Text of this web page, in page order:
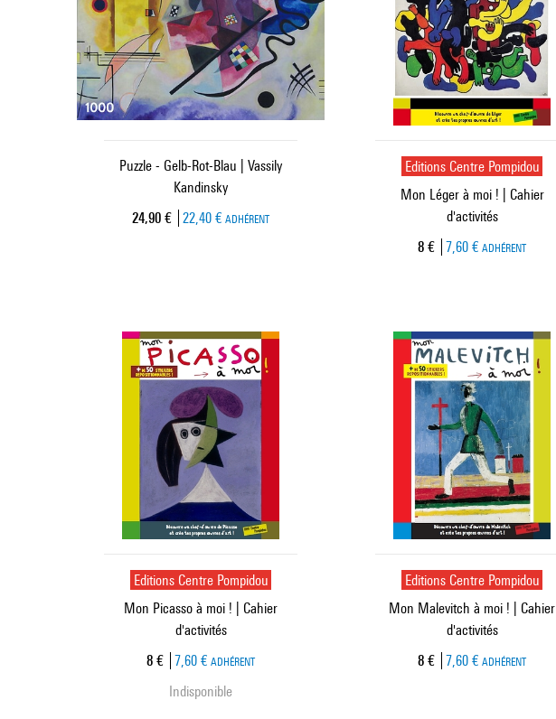
Puzzle - Gelb-Rot-Blau | Vassily
Kandinsky
Prix ​​actuel
24,90 € 22,40 € ADHÉRENT
Editions Centre Pompidou
Mon Léger à moi ! | Cahier
d'activités
Prix ​​actuel
8 € 7,60 € ADHÉRENT
Editions Centre Pompidou
Mon Picasso à moi ! | Cahier
d'activités
Prix ​​actuel
8 € 7,60 € ADHÉRENT
Indisponible
Editions Centre Pompidou
Mon Malevitch à moi ! | Cahier
d'activités
Prix ​​actuel
8 € 7,60 € ADHÉRENT